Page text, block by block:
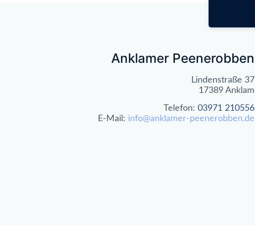
Anklamer Peenerobben
Lindenstraße 37
17389 Anklam
Telefon: 03971 210556
E-Mail: info@anklamer-peenerobben.de